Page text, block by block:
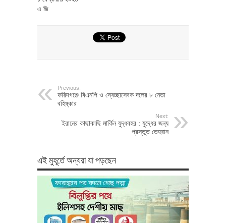
এ জি
Previous:
ফরিদগঞ্জে বিএনপি ও স্বেচ্ছাসেবক দলের ৮ নেতা
বহিষ্কার
Next:
ইরানের কাছাকাছি মার্কিন যুদ্ধবহর : যুদ্ধের জন্য
প্রস্তুত তেহরান
এই মুহূর্তে অন্যরা যা পড়ছেন